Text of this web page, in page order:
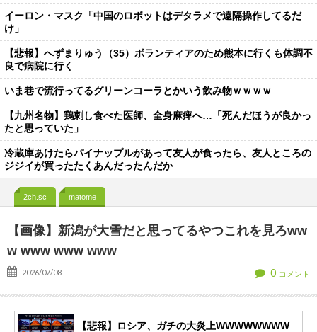
イーロン・マスク「中国のロボットはデタラメで遠隔操作してるだ
け」
【悲報】へずまりゅう（35）ボランティアのため熊本に行くも体調不
良で病院に行く
いま巷で流行ってるグリーンコーラとかいう飲み物ｗｗｗｗ
【九州名物】鶏刺し食べた医師、全身麻痺へ…「死んだほうが良かっ
たと思っていた」
冷蔵庫あけたらパイナップルがあって友人が食ったら、友人ところの
ジジイが買ったたくあんだったんだか
2ch.sc matome
【画像】新潟が大雪だと思ってるやつこれを見ろww
w www www www
2026/07/08 0 コメント
【悲報】ロシア、ガチの大炎上WWWWWWWW